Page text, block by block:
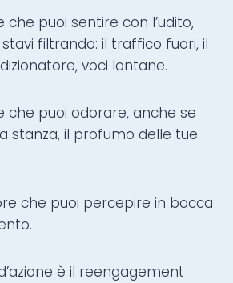
che puoi sentire con l’udito,
filtrando: il traffico fuori, il
voci lontane.
che puoi odorare, anche se
stanza, il profumo delle tue
che puoi percepire in bocca
è il reengagement